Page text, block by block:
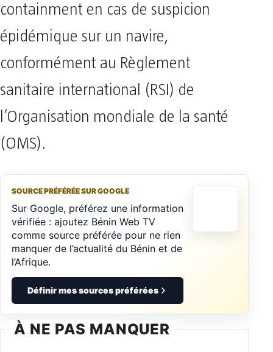
containment en cas de suspicion
épidémique sur un navire,
conformément au Règlement
sanitaire international (RSI) de
l’Organisation mondiale de la santé
(OMS).
SOURCE PRÉFÉRÉE SUR GOOGLE
Sur Google, préférez une information
vérifiée : ajoutez Bénin Web TV
comme source préférée pour ne rien
manquer de l’actualité du Bénin et de
l’Afrique.
Définir mes sources préférées
À NE PAS MANQUER